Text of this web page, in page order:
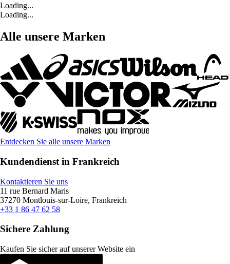
Loading...
Loading...
Alle unsere Marken
Entdecken Sie alle unsere Marken
Kundendienst in Frankreich
Kontaktieren Sie uns
11 rue Bernard Maris
37270 Montlouis-sur-Loire, Frankreich
+33 1 86 47 62 58
Sichere Zahlung
Kaufen Sie sicher auf unserer Website ein